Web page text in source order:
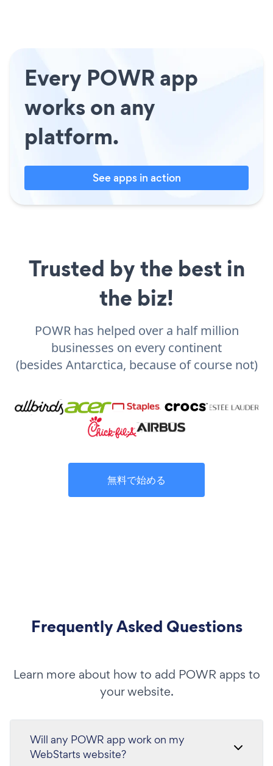
Every POWR app
works on any
platform.
See apps in action
Trusted by the best in
the biz!
POWR has helped over a half million
businesses on every continent
(besides Antarctica, because of course not)
無料で始める
Frequently Asked Questions
Learn more about how to add POWR apps to
your website.
Will any POWR app work on my
WebStarts website?